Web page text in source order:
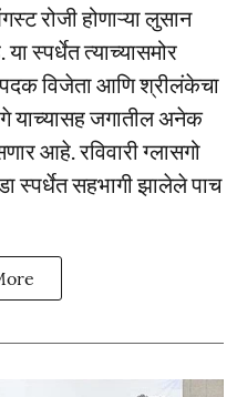
रोजी होणाऱ्या लुसान
स्पर्धेत त्याच्यासमोर
विजेता आणि श्रीलंकेचा
याच्यासह जगातील अनेक
आहे. रविवारी ग्लासगो
स्पर्धेत सहभागी झालेले पाच